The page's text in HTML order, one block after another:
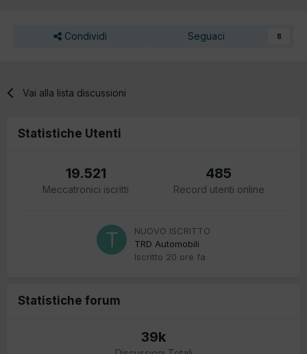
Condividi Seguaci 8
Vai alla lista discussioni
Statistiche Utenti
19.521
Meccatronici iscritti
485
Record utenti online
NUOVO ISCRITTO
TRD Automobili
Iscritto 20 ore fa
Statistiche forum
39k